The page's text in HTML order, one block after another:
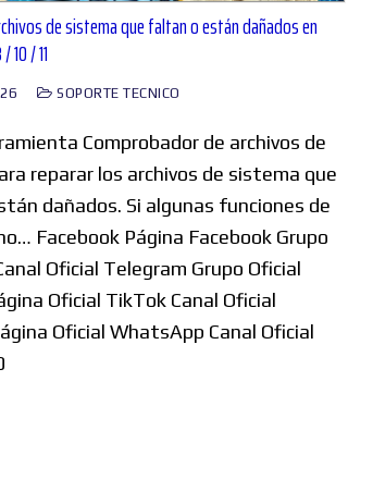
de sistema que faltan o están dañados en
/ 11
SOPORTE TECNICO
Comprobador de archivos de
reparar los archivos de sistema que
dañados. Si algunas funciones de
Facebook Página Facebook Grupo
Oficial Telegram Grupo Oficial
Oficial TikTok Canal Oficial
Oficial WhatsApp Canal Oficial